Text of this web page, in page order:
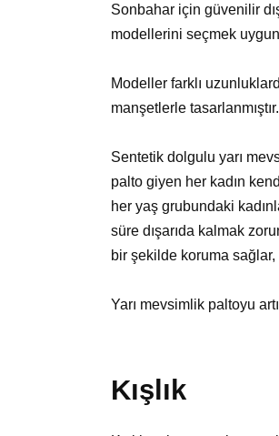
Sonbahar için güvenilir
modellerini seçmek uygun
Modeller farklı
manşetlerle tasarlanmıştır.
Sentetik dolgulu yarı
palto giyen her kadın
her yaş grubundaki
süre dışarıda kalmak
bir şekilde koruma sağlar,
Yarı mevsimlik paltoyu
Kışlık